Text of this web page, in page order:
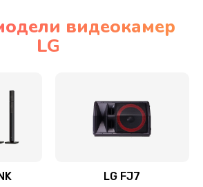
механики привода
кнопок, клавиш, индикаторов,
видеокамер
LG
LG FJ7